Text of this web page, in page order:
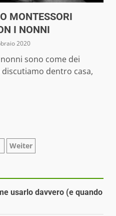
MONTESSORI
I NONNI
2020
sono come dei
dentro casa,
Weiter
usarlo davvero (e quando